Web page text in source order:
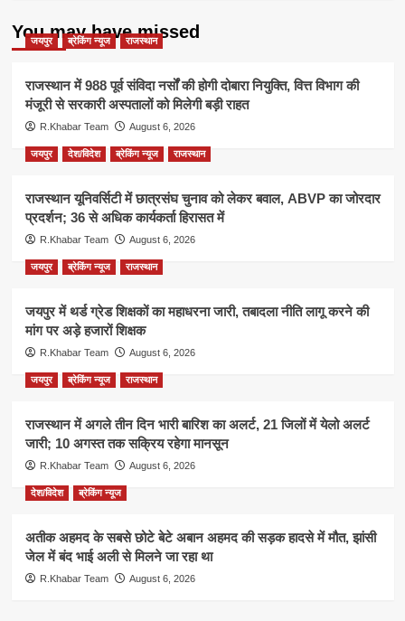
You may have missed
जयपुर ब्रेकिंग न्यूज राजस्थान
राजस्थान में 988 पूर्व संविदा नर्सों की होगी दोबारा नियुक्ति, वित्त विभाग की
मंजूरी से सरकारी अस्पतालों को मिलेगी बड़ी राहत
R.Khabar Team August 6, 2026
जयपुर देश/विदेश ब्रेकिंग न्यूज राजस्थान
राजस्थान यूनिवर्सिटी में छात्रसंघ चुनाव को लेकर बवाल, ABVP का जोरदार
प्रदर्शन; 36 से अधिक कार्यकर्ता हिरासत में
R.Khabar Team August 6, 2026
जयपुर ब्रेकिंग न्यूज राजस्थान
जयपुर में थर्ड ग्रेड शिक्षकों का महाधरना जारी, तबादला नीति लागू करने की
मांग पर अड़े हजारों शिक्षक
R.Khabar Team August 6, 2026
जयपुर ब्रेकिंग न्यूज राजस्थान
राजस्थान में अगले तीन दिन भारी बारिश का अलर्ट, 21 जिलों में येलो अलर्ट
जारी; 10 अगस्त तक सक्रिय रहेगा मानसून
R.Khabar Team August 6, 2026
देश/विदेश ब्रेकिंग न्यूज
अतीक अहमद के सबसे छोटे बेटे अबान अहमद की सड़क हादसे में मौत, झांसी
जेल में बंद भाई अली से मिलने जा रहा था
R.Khabar Team August 6, 2026